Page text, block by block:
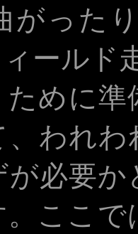
がった
ールド
めに
、われ
必要
ここ